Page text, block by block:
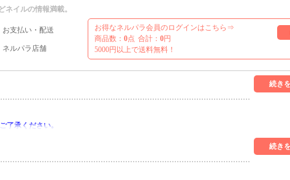
イルの情報満載。
お支払い・配送
ネルパラ店舗
お得なネルパラ会員のログインはこちら⇒
商品数： 0点 合計： 0円
5000円以上で送料無料！
了承ください｡